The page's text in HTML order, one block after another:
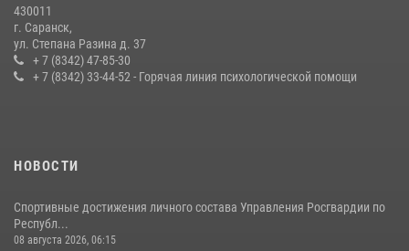
Сотрудники Росгвардии обеспечили безопасность Всероссийского
конкурса профмастерства в Саранске
23 июля 2026, 11:54 4
430011
г. Саранск,
ул. Степана Разина д. 37
+ 7 (8342) 47-85-30
+ 7 (8342) 33-44-52 - Горячая линия психологической помощи
НОВОСТИ
Спортивные достижения личного состава Управления Росгвардии по
Республ...
08 августа 2026, 06:15